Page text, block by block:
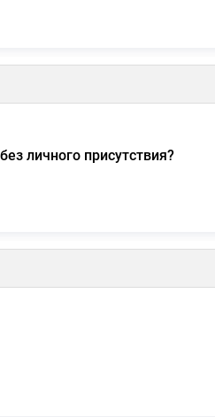
личного присутствия?